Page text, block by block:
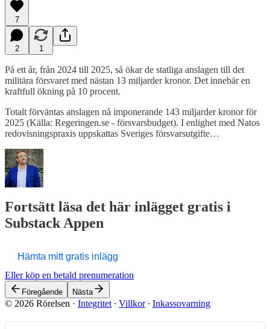
7
2 1
På ett år, från 2024 till 2025, så ökar de statliga anslagen till det
militära försvaret med nästan 13 miljarder kronor. Det innebär en
kraftfull ökning på 10 procent.
Totalt förväntas anslagen nå imponerande 143 miljarder kronor för
2025 (Källa: Regeringen.se - försvarsbudget). I enlighet med Natos
redovisningspraxis uppskattas Sveriges försvarsutgifte…
Fortsätt läsa det här inlägget gratis i
Substack Appen
Hämta mitt gratis inlägg
Eller köp en betald prenumeration
Föregående Nästa
© 2026 Rörelsen · Integritet ∙ Villkor∙ Inkassovarning